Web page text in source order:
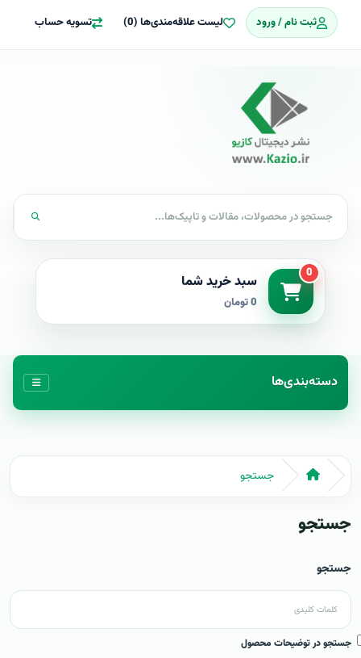
ثبت نام / ورود لیست علاقه‌مندی‌ها (0) تسویه حساب
0 سبد خرید شما
0 تومان
دسته‌بندی‌ها
جستجو
جستجو
جستجو
جستجو در توضیحات محصول